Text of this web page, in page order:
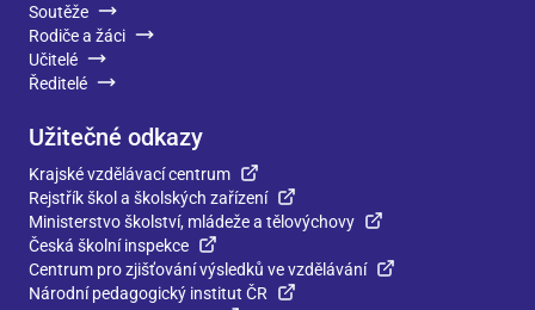
Soutěže
Rodiče a žáci
Učitelé
Ředitelé
Užitečné odkazy
Krajské vzdělávací centrum
Rejstřík škol a školských zařízení
Ministerstvo školství, mládeže a tělovýchovy
Česká školní inspekce
Centrum pro zjišťování výsledků ve vzdělávání
Národní pedagogický institut ČR